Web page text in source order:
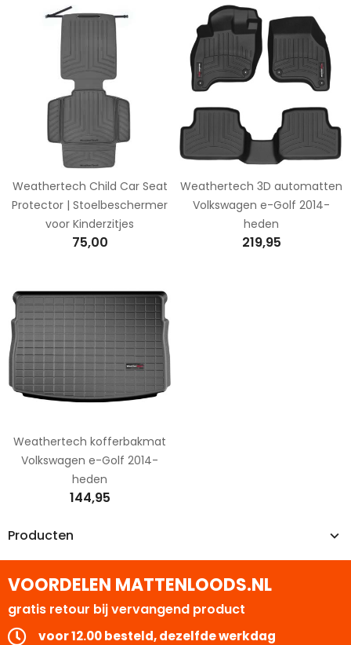
Producten
Weathertech Child Car Seat
Protector | Stoelbeschermer
voor Kinderzitjes
75,00
Weathertech 3D automatten
Volkswagen e-Golf 2014-
heden
219,95
Weathertech kofferbakmat
Volkswagen e-Golf 2014-
heden
144,95
VOORDELEN MATTENLOODS.NL
gratis retour bij vervangend product
voor 12.00 besteld, dezelfde werkdag